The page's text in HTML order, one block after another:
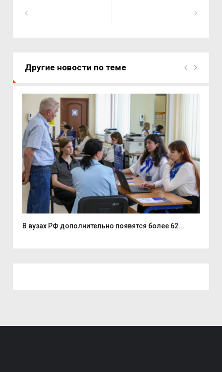
Другие новости по теме
В вузах РФ дополнительно появятся более 62...